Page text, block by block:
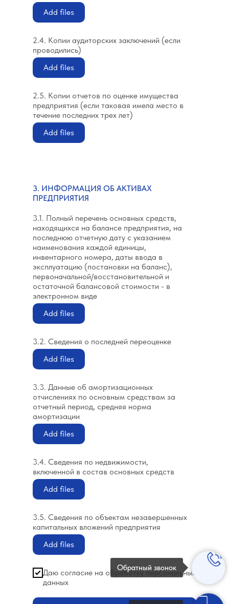
Обратный звонок
Add files
2.4. Копии аудиторских заключений (если
проводились)
Add files
2.5. Копии отчетов по оценке имущества
предприятия (если таковая имела место в
течение последних трех лет)
Add files
3. ИНФОРМАЦИЯ ОБ АКТИВАХ
ПРЕДПРИЯТИЯ
3.1. Полный перечень основных средств,
находящихся на балансе предприятия, на
последнюю отчетную дату с указанием
наименования каждой единицы,
инвентарного номера, даты ввода в
эксплуатацию (постановки на баланс),
первоначальной/восстановительной и
остаточной балансовой стоимости - в
электронном виде
Add files
3.2. Сведения о последней переоценке
Add files
3.3. Данные об амортизационных
отчислениях по основным средствам за
отчетный период, средняя норма
амортизации
Add files
3.4. Сведения по недвижимости,
включенной в состав основных средств
Add files
3.5. Сведения по объектам незавершенных
капитальных вложений предприятия
Add files
Даю согласие на обработку персональных
данных